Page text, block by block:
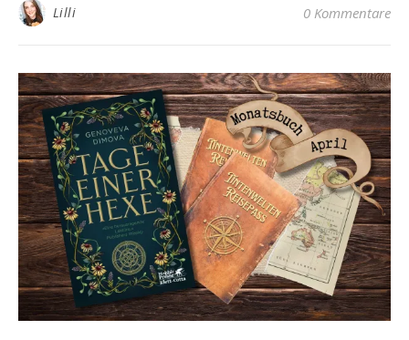
Lilli 0 Kommentare